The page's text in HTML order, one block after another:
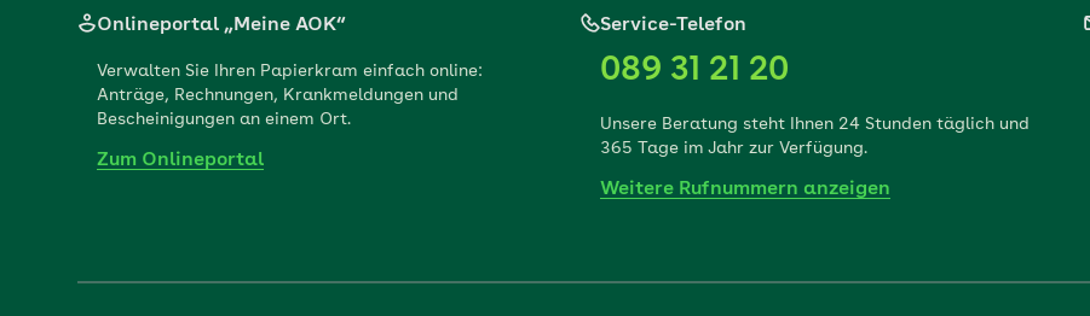
Onlineportal „Meine AOK“
Verwalten Sie Ihren Papierkram einfach online:
Anträge, Rechnungen, Krankmeldungen und
Bescheinigungen an einem Ort.
Zum Onlineportal
Service-Telefon
089 31 21 20
Unsere Beratung steht Ihnen 24 Stunden täglich und
365 Tage im Jahr zur Verfügung.
Weitere Rufnummern anzeigen